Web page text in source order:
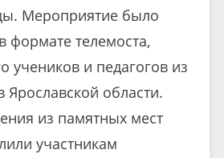
Мероприятие было
формате телемоста,
учеников и педагогов из
Ярославской области.
из памятных мест
участникам